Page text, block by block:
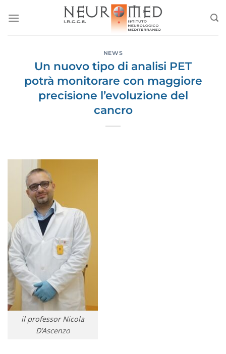
NEWS
Un nuovo tipo di analisi PET
potrà monitorare con maggiore
precisione l’evoluzione del
cancro
il professor Nicola
D’Ascenzo